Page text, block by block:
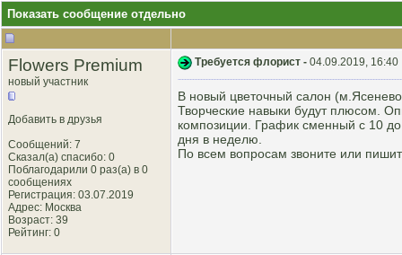
Показать сообщение отдельно
Flowers Premium
новый участник
Добавить в друзья
Сообщений: 7
Сказал(а) спасибо: 0
Поблагодарили 0 раз(а) в 0
сообщениях
Регистрация: 03.07.2019
Адрес: Москва
Возраст: 39
Рейтинг: 0
Требуется флорист - 04.09.2019, 16:40
В новый цветочный салон
Творческие навыки будут плюсом.
композиции. График сменный с 10
дня в неделю.
По всем вопросам звоните или